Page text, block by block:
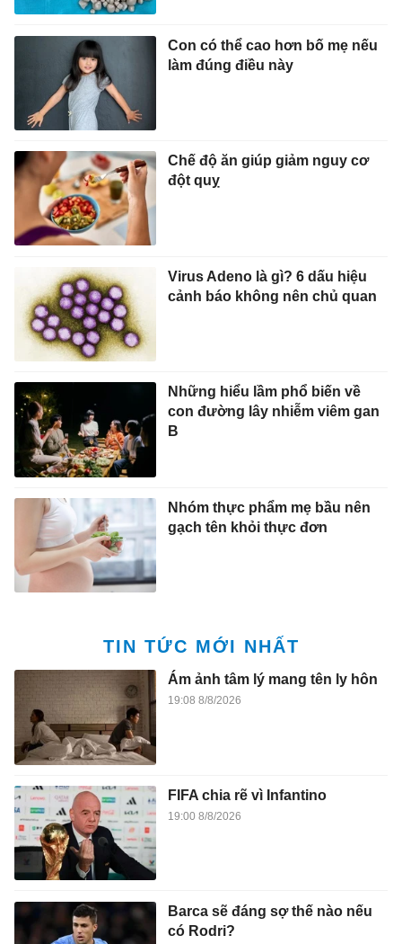
Con có thể cao hơn bố mẹ nếu
làm đúng điều này
Chế độ ăn giúp giảm nguy cơ
đột quỵ
Virus Adeno là gì? 6 dấu hiệu
cảnh báo không nên chủ quan
Những hiểu lầm phổ biến về
con đường lây nhiễm viêm gan
B
Nhóm thực phẩm mẹ bầu nên
gạch tên khỏi thực đơn
TIN TỨC MỚI NHẤT
Ám ảnh tâm lý mang tên ly hôn
19:08 8/8/2026
FIFA chia rẽ vì Infantino
19:00 8/8/2026
Barca sẽ đáng sợ thế nào nếu
có Rodri?